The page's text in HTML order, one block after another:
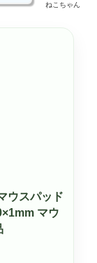
ねこちゃん
ウスパッド
マウ